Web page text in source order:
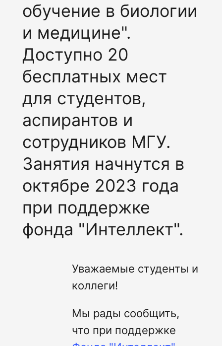
обучение в биологии
и медицине".
Доступно 20
бесплатных мест
для студентов,
аспирантов и
сотрудников МГУ.
Занятия начнутся в
октябре 2023 года
при поддержке
фонда "Интеллект".
Уважаемые студенты и
коллеги!
Мы рады сообщить,
что при поддержке